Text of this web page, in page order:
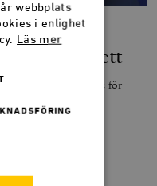
ett tungt sänke för
webbplats
i enlighet
Läs mer